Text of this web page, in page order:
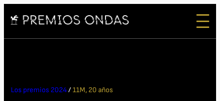
Los premios 2024/11M, 20 años